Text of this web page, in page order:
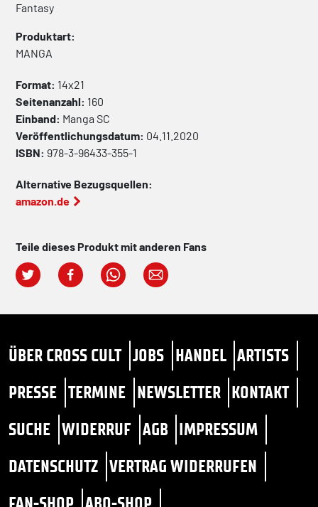
Fantasy
Produktart:
MANGA
Format: 14x21
Seitenanzahl: 160
Einband: Manga SC
Veröffentlichungsdatum: 04.11.2020
ISBN: 978-3-96433-355-1
Alternative Bezugsquellen:
amazon.de
Teile dieses Produkt mit anderen Fans
ÜBER CROSS CULT JOBS HANDEL ARTISTS
PRESSE TERMINE NEWSLETTER KONTAKT
SUCHE WIDERRUF AGB IMPRESSUM
DATENSCHUTZ VERTRAG WIDERRUFEN